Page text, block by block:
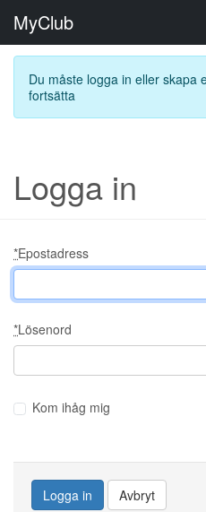
MyClub
Du måste logga in eller skapa
fortsätta
Logga in
*Epostadress
*Lösenord
Kom ihåg mig
Logga in Avbryt